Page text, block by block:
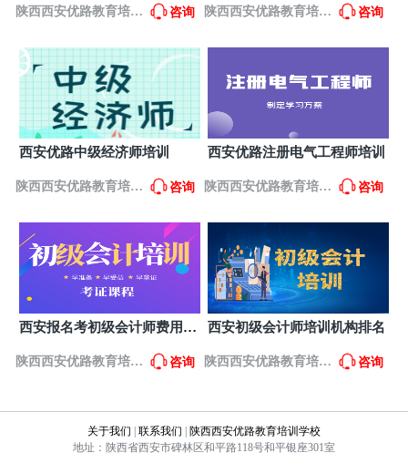
陕西西安优路教育培训
学校
咨询 陕西西安优路教育培训 咨询
西安优路中级经济师培训
陕西西安优路教育培训 咨询
西安优路注册电气工程师培训
陕西西安优路教育培训 咨询
西安报名考初级会计师费用要
陕西西安优路教育培训 咨询
西安初级会计师培训机构排名
陕西西安优路教育培训 咨询
关于我们 | 联系我们 | 陕西西安优路教育培训学校
地址：陕西省西安市碑林区和平路118号和平银座301室